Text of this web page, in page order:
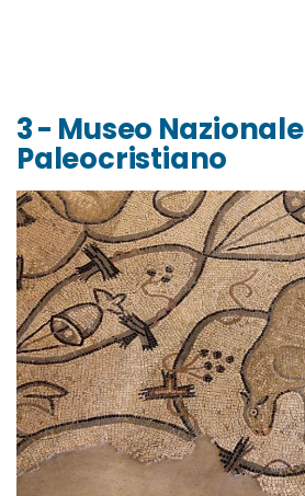
3 - Museo Nazionale
Paleocristiano